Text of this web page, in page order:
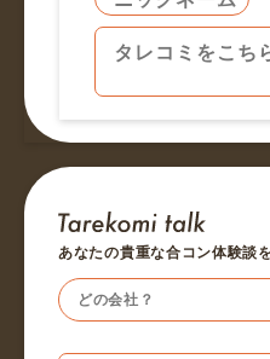
あなたの貴重な合コン体験談